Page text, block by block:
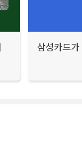
삼성카드